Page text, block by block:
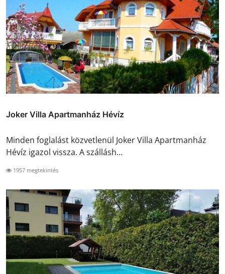
Joker Villa Apartmanház Hévíz
Minden foglalást közvetlenül Joker Villa Apartmanház
Hévíz igazol vissza. A szállásh...
1957 megtekintés